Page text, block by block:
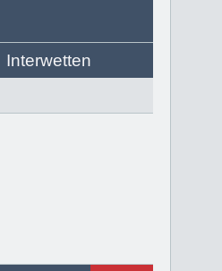
Interwetten